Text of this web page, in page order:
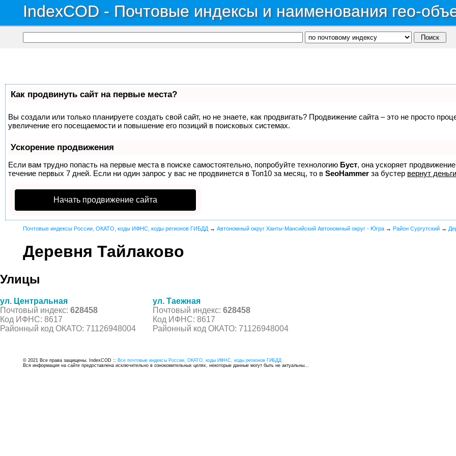
IndexCOD - Почтовые индексы и наименования гео-
Как продвинуть сайт на первые места?
Вы создали или только планируете создать свой сайт, но не знаете, как продвигать? Продвижение сайта – это не просто
увеличение его посещаемости и повышение его позиций в поисковых системах.
Ускорение продвижения
Если вам трудно попасть на первые места в поиске самостоятельно, попробуйте технологию Буст, она ускоряет
течение первых 7 дней. Если ни один запрос у вас не продвинется в Топ10 за месяц, то в SeoHammer за бустер вернут
Начать продвижение сайта
Почтовые индексы России, ОКАТО, коды ИФНС, коды регионов ГИБДД → Автономный округ Ханты-Мансийский Автономный округ - Югра → Район Сургутский →
Деревня Тайлаково
Улицы
ул. Центральная
Почтовый индекс: 628458
Код ИФНС: 8617
Районный код ОКАТО: 71126948004
ул. Таежная
Почтовый индекс: 628458
Код ИФНС: 8617
Районный код ОКАТО: 71126948004
© 2021 Все права защищены. IndexCOD :: Все почтовые индексы России, ОКАТО, коды ИФНС, коды регионов ГИБДД
Вся информация на сайте предоставлена исключительно в ознокомительных целях, некоторые данные могут быть не актуальны...